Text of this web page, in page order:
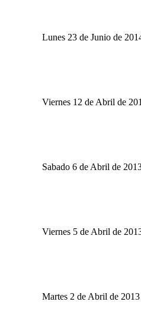
Lunes 23 de Junio de
Viernes 12 de Abril de
Sabado 6 de Abril de
Viernes 5 de Abril de
Martes 2 de Abril de 2013